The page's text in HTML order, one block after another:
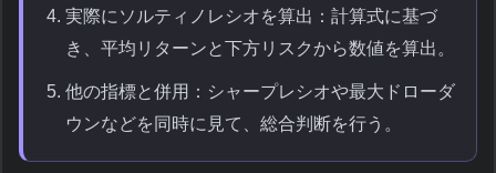
実際にソルティノレシオを算出：計算式に基づ
き、平均リターンと下方リスクから数値を算出。
他の指標と併用：シャープレシオや最大ドローダ
ウンなどを同時に見て、総合判断を行う。